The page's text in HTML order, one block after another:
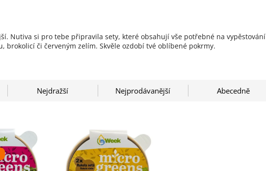
Nutiva si pro tebe připravila sety, které obsahují vše potřebné na vypěstování
brokolicí či červeným zelím. Skvěle ozdobí tvé oblíbené pokrmy.
Nejdražší Nejprodávanější Abecedně